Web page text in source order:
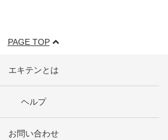
PAGE TOP
エキテンとは
ヘルプ
お問い合わせ